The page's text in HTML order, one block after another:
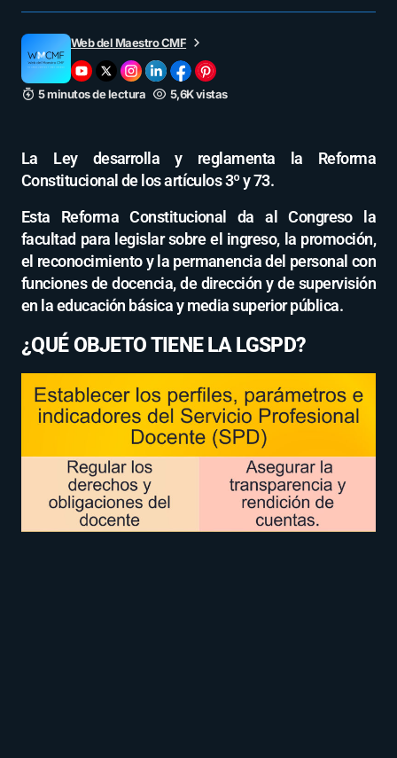
Web del Maestro CMF
5 minutos de lectura 5,6K vistas
La Ley desarrolla y reglamenta la Reforma
Constitucional de los artículos 3º y 73.
Esta Reforma Constitucional da al Congreso la
facultad para legislar sobre el ingreso, la promoción,
el reconocimiento y la permanencia del personal con
funciones de docencia, de dirección y de supervisión
en la educación básica y media superior pública.
¿QUÉ OBJETO TIENE LA LGSPD?